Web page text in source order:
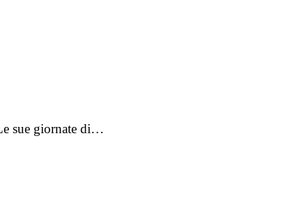
sue giornate di…